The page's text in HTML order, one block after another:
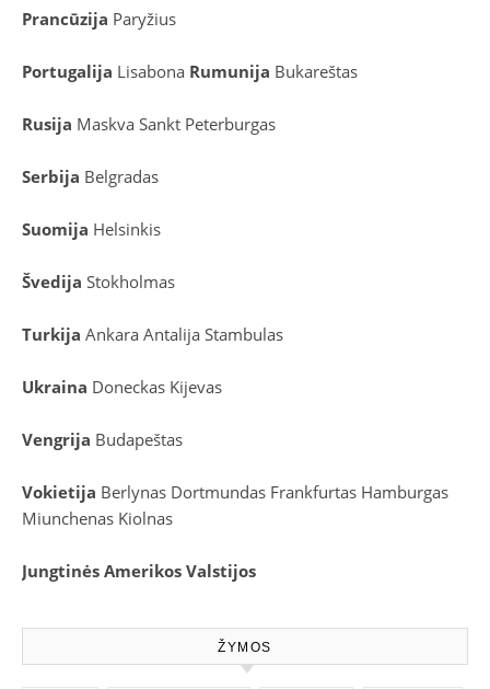
Prancūzija Paryžius
Portugalija Lisabona Rumunija Bukareštas
Rusija Maskva Sankt Peterburgas
Serbija Belgradas
Suomija Helsinkis
Švedija Stokholmas
Turkija Ankara Antalija Stambulas
Ukraina Doneckas Kijevas
Vengrija Budapeštas
Vokietija Berlynas Dortmundas Frankfurtas Hamburgas
Miunchenas Kiolnas
Jungtinės Amerikos Valstijos
ŽYMOS